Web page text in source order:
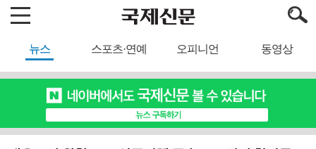
뉴스 스포츠·연예 오피니언 동영상